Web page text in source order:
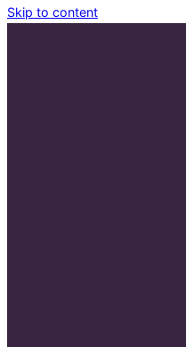
Skip to content